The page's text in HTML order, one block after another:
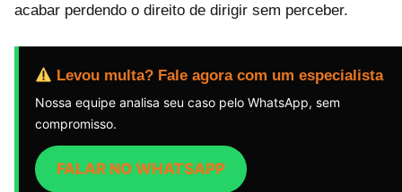
acabar perdendo o direito de dirigir sem perceber.
Levou multa? Fale agora com um especialista
Nossa equipe analisa seu caso pelo WhatsApp, sem
compromisso.
FALAR NO WHATSAPP